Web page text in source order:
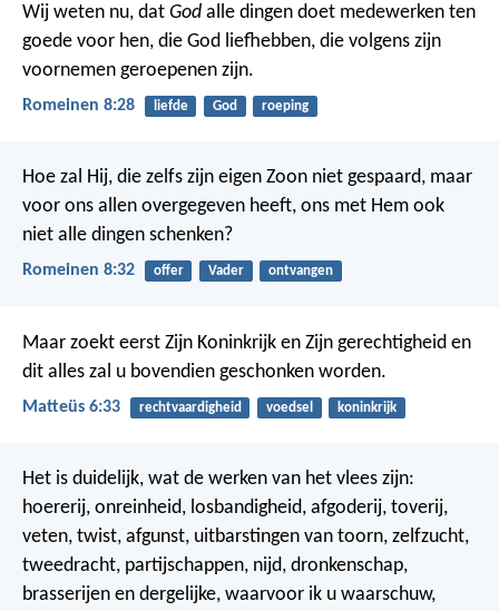
Wij weten nu, dat God alle dingen doet medewerken ten
goede voor hen, die God liefhebben, die volgens zijn
voornemen geroepenen zijn.
Romeinen 8:28 liefde God roeping
Hoe zal Hij, die zelfs zijn eigen Zoon niet gespaard, maar
voor ons allen overgegeven heeft, ons met Hem ook
niet alle dingen schenken?
Romeinen 8:32 offer Vader ontvangen
Maar zoekt eerst Zijn Koninkrijk en Zijn gerechtigheid en
dit alles zal u bovendien geschonken worden.
Matteüs 6:33 rechtvaardigheid voedsel koninkrijk
Het is duidelijk, wat de werken van het vlees zijn:
hoererij, onreinheid, losbandigheid, afgoderij, toverij,
veten, twist, afgunst, uitbarstingen van toorn, zelfzucht,
tweedracht, partijschappen, nijd, dronkenschap,
brasserijen en dergelijke, waarvoor ik u waarschuw,